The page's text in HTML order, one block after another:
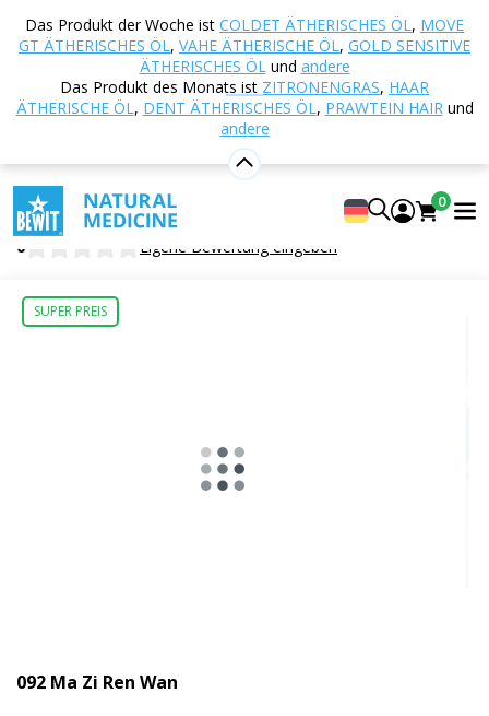
Das Produkt der Woche ist COLDET ÄTHERISCHES ÖL, MOVE
GT ÄTHERISCHES ÖL, VAHE ÄTHERISCHE ÖL, GOLD SENSITIVE
ÄTHERISCHES ÖLund andere
Das Produkt des Monats ist ZITRONENGRAS, HAAR
ÄTHERISCHE ÖL, DENT ÄTHERISCHES ÖL, PRAWTEIN HAIRund
andere
0
Startseite E-shop
Ernährung und
Nahrungsergänzungsmittel
TCM - Traditionelle
Chinesische Medizin
092 - Weg der Erleichterung
092 - Weg der Erleichterung
Nahrungsergänzungsmittel
BEWIT Path of Relief
0 Eigene Bewertung eingeben
SUPER PREIS
092 Ma Zi Ren Wan